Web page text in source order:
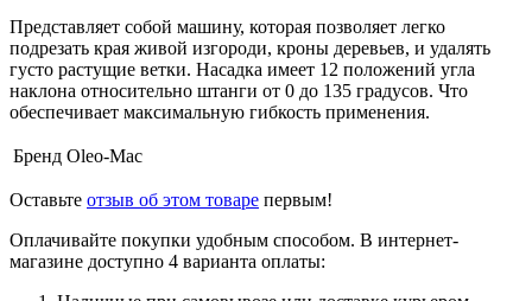
Представляет собой машину, которая позволяет легко
подрезать края живой изгороди, кроны деревьев, и удалять
густо растущие ветки. Насадка имеет 12 положений угла
наклона относительно штанги от 0 до 135 градусов. Что
обеспечивает максимальную гибкость применения.
Бренд Oleo-Mac
Оставьте отзыв об этом товаре первым!
Оплачивайте покупки удобным способом. В интернет-
магазине доступно 4 варианта оплаты: